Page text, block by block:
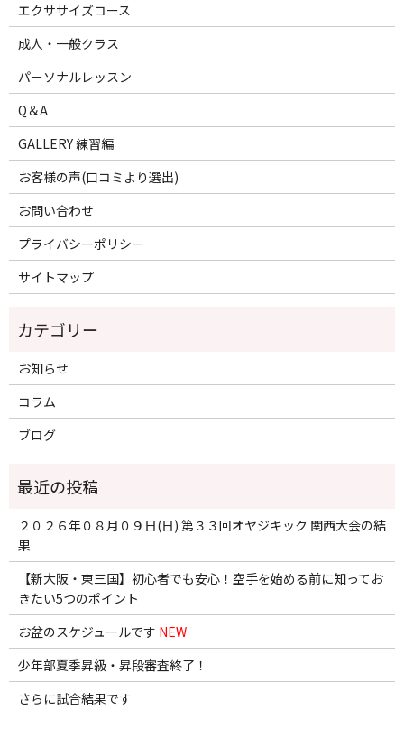
エクササイズコース
成人・一般クラス
パーソナルレッスン
Q＆A
GALLERY 練習編
お客様の声(口コミより選出)
お問い合わせ
プライバシーポリシー
サイトマップ
お知らせ
コラム
ブログ
２０２６年０８月０９日(日) 第３３回オヤジキック 関西大会の結
果
【新大阪・東三国】初心者でも安心！空手を始める前に知ってお
きたい5つのポイント
お盆のスケジュールです NEW
少年部夏季昇級・昇段審査終了！
さらに試合結果です